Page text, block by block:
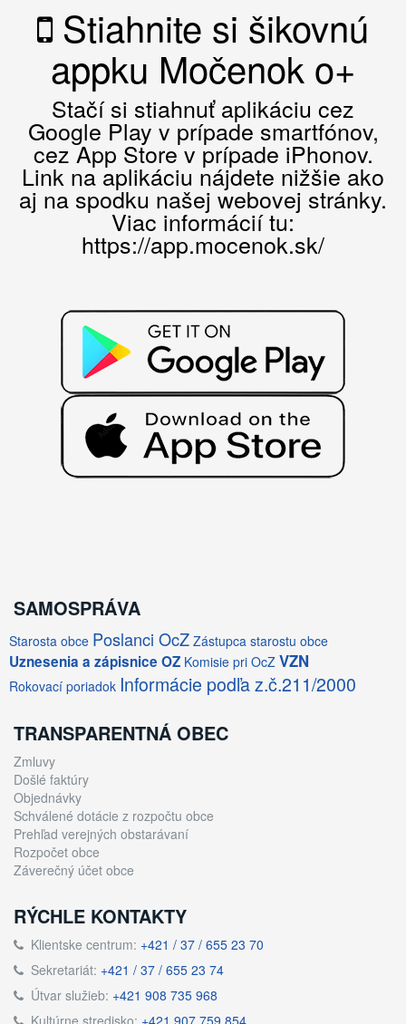
Stiahnite si šikovnú
appku Močenok o+
Stačí si stiahnuť aplikáciu cez
Google Play v prípade smartfónov,
cez App Store v prípade iPhonov.
Link na aplikáciu nájdete nižšie ako
aj na spodku našej webovej stránky.
Viac informácií tu:
https://app.mocenok.sk/
SAMOSPRÁVA
Starosta obce Poslanci OcZ Zástupca starostu obce
Uznesenia a zápisnice OZ Komisie pri OcZ VZN
Rokovací poriadok Informácie podľa z.č.211/2000
TRANSPARENTNÁ OBEC
Zmluvy
Došlé faktúry
Objednávky
Schválené dotácie z rozpočtu obce
Prehľad verejných obstarávaní
Rozpočet obce
Záverečný účet obce
RÝCHLE KONTAKTY
Klientske centrum: +421 / 37 / 655 23 70
Sekretariát: +421 / 37 / 655 23 74
Útvar služieb: +421 908 735 968